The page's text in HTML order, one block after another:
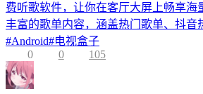
费听歌软件，让你在客厅大屏上畅享海
丰富的歌单内容，涵盖热门歌单、抖音
#Android#电视盒子
0
0 105